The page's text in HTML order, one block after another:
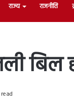
राज्य राजनीति
बिल